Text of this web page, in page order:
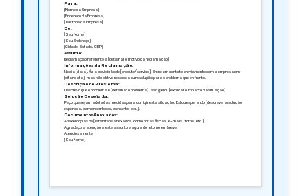
Para:
[Nome da Empresa]
[Endereço da Empresa]
[Telefone da Empresa]
De:
[Seu Nome]
[Seu Endereço]
[Cidade, Estado, CEP]
Assunto:
Reclamação referente a [detalhar o motivo da reclamação]
Informações da Reclamação:
No dia [data], fiz a aquisição de [produto/serviço]. Entrei em contato previamente com a empresa em
[citar data], mas não obtive resposta ou resolução para o problema que enfrento.
Descrição do Problema:
Descrevo que o problema é [detalhar o problema]. Isso gerou [explicar o impacto da situação].
Solução Desejada:
Peço que sejam adotadas medidas para corrigir esta situação. Estou esperando [descrever a solução
esperada, como reembolso, conserto, etc.].
Documentos Anexados:
Anexei cópias de [listar itens anexados, como notas fiscais, e-mails, fotos, etc.].
Agradeço a atenção a este assunto e aguardo retorno em breve.
Atenciosamente,
[Seu Nome]